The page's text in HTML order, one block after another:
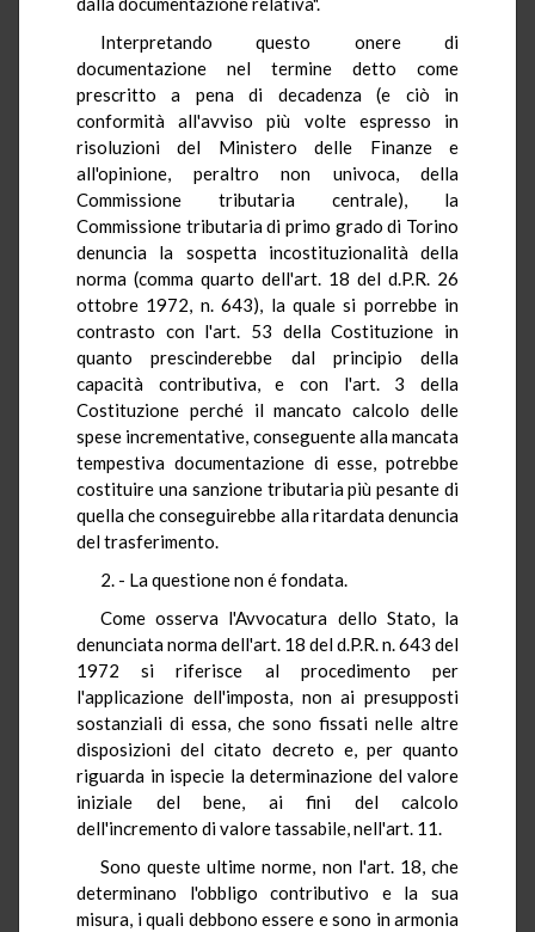
Interpretando questo onere di
documentazione nel termine detto come
prescritto a pena di decadenza (e ciò in
conformità all'avviso più volte espresso in
risoluzioni del Ministero delle Finanze e
all'opinione, peraltro non univoca, della
Commissione tributaria centrale), la
Commissione tributaria di primo grado di Torino
denuncia la sospetta incostituzionalità della
norma (comma quarto dell'art. 18 del d.P.R. 26
ottobre 1972, n. 643), la quale si porrebbe in
contrasto con l'art. 53 della Costituzione in
quanto prescinderebbe dal principio della
capacità contributiva, e con l'art. 3 della
Costituzione perché il mancato calcolo delle
spese incrementative, conseguente alla mancata
tempestiva documentazione di esse, potrebbe
costituire una sanzione tributaria più pesante di
quella che conseguirebbe alla ritardata denuncia
del trasferimento.
2. - La questione non é fondata.
Come osserva l'Avvocatura dello Stato, la
denunciata norma dell'art. 18 del d.P.R. n. 643 del
1972 si riferisce al procedimento per
l'applicazione dell'imposta, non ai presupposti
sostanziali di essa, che sono fissati nelle altre
disposizioni del citato decreto e, per quanto
riguarda in ispecie la determinazione del valore
iniziale del bene, ai fini del calcolo
dell'incremento di valore tassabile, nell'art. 11.
Sono queste ultime norme, non l'art. 18, che
determinano l'obbligo contributivo e la sua
misura, i quali debbono essere e sono in armonia